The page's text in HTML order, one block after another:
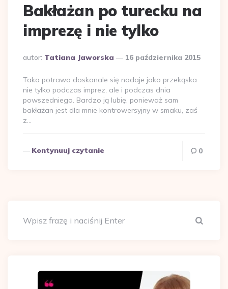
Bakłażan po turecku na
imprezę i nie tylko
Dodane
autor: Tatiana Jaworska 16 października 2015
Taka potrawa doskonale się nadaje jako przekąska
nie tylko podczas imprez, ale i podczas dnia
powszedniego. Bardzo ją lubię, ponieważ sam
bakłażan jest dla mnie kontrowersyjny w smaku, zaś
z…
Kontynuuj czytanie 0